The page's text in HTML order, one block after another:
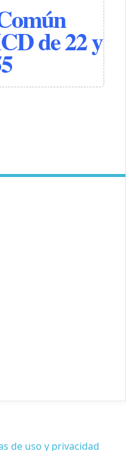
de 22 y
de uso y privacidad